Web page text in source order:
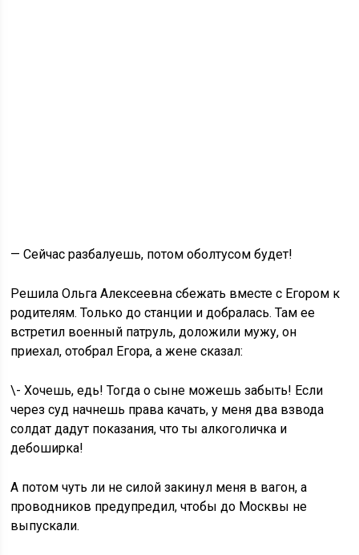
— Сейчас разбалуешь, потом оболтусом будет!
Решила Ольга Алексеевна сбежать вместе с Егором к
родителям. Только до станции и добралась. Там ее
встретил военный патруль, доложили мужу, он
приехал, отобрал Егора, а жене сказал:
\- Хочешь, едь! Тогда о сыне можешь забыть! Если
через суд начнешь права качать, у меня два взвода
солдат дадут показания, что ты алкоголичка и
дебоширка!
А потом чуть ли не силой закинул меня в вагон, а
проводников предупредил, чтобы до Москвы не
выпускали.